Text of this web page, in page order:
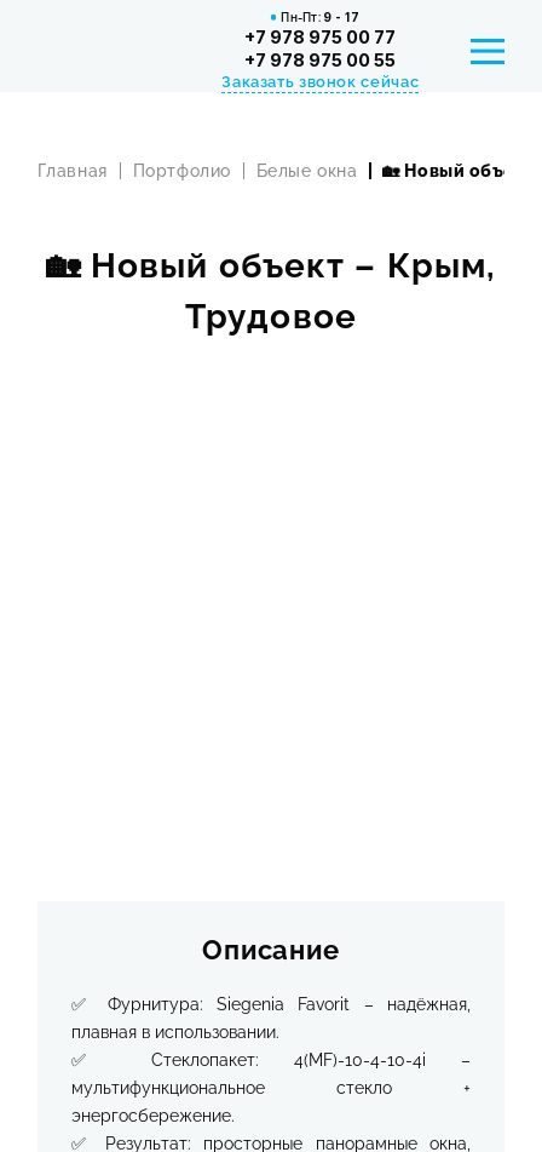
Пн-Пт: 9 - 17
+7 978 975 00 77
+7 978 975 00 55
Заказать звонок сейчас
РАССРОЧКА И КРЕДИТ
Главная Портфолио Белые окна 🏡 Новый
🏡 Новый объект – Крым,
Трудовое
Описание
✅ Фурнитура: Siegenia Favorit – надёжная,
плавная в использовании.
✅ Стеклопакет: 4(MF)-10-4-10-4i –
мультифункциональное стекло +
энергосбережение.
✅ Результат: просторные панорамные окна,